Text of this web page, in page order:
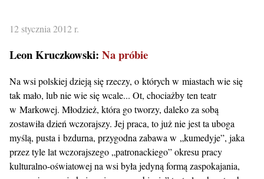
12 stycznia 2012 r.
Leon Kruczkowski: Na próbie
Na wsi polskiej dzieją się rzeczy, o których w miastach wie się
tak mało, lub nie wie się wcale... Ot, chociażby ten teatr
w Markowej. Młodzież, która go tworzy, daleko za sobą
zostawiła dzień wczorajszy. Jej praca, to już nie jest ta uboga
myślą, pusta i bzdurna, przygodna zabawa w „kumedyje”, jaka
przez tyle lat wczorajszego „patronackiego” okresu pracy
kulturalno-oświatowej na wsi była jedyną formą zaspokajania,